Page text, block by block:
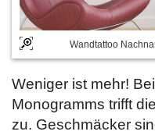
Wandtattoo
Weniger ist mehr!
Monogramms trifft
zu. Geschmäcker